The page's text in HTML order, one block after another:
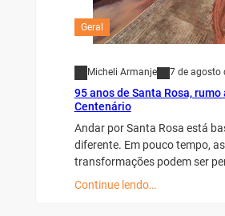
Geral
Micheli Armanje 7 de agosto
95 anos de Santa Rosa, rumo
Centenário
Andar por Santa Rosa está
diferente. Em pouco tempo, as
transformações podem ser
Continue lendo…